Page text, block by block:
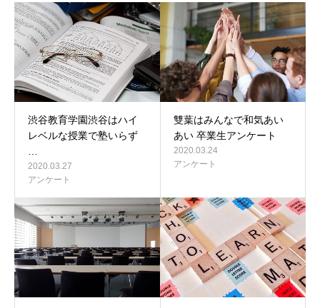
渋谷教育学園渋谷はハイ
レベルな授業で塾いらず
2020.03.27
アンケート
雙葉はみんなで和気あい
あい 卒業生アンケート
2020.03.24
アンケート